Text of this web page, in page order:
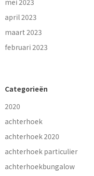
mei 2023
april 2023
maart 2023
februari 2023
Categorieën
2020
achterhoek
achterhoek 2020
achterhoek particulier
achterhoekbungalow